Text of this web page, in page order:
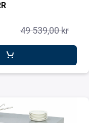
49 539,00 kr